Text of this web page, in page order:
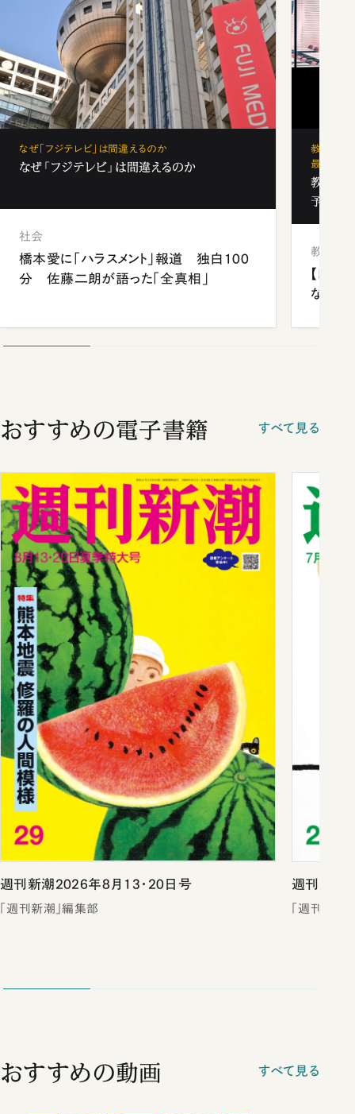
なぜ「フジテレビ」は間違えるのか
なぜ「フジテレビ」は間違えるのか
社会
橋本愛に「ハラスメント」報道 独白100
分 佐藤二朗が語った「全真相」
教育の地
最新勢力
教育の
予備校
教育
【四
ながら
おすすめの電子書籍 すべて見る
週刊新潮2026年8月13・20日号
「週刊新潮」編集部
週刊新潮
「週刊新潮
おすすめの動画 すべて見る